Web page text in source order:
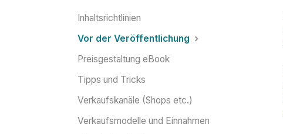
Inhaltsrichtlinien
Vor der Veröffentlichung
Preisgestaltung eBook
Tipps und Tricks
Verkaufskanäle (Shops etc.)
Verkaufsmodelle und Einnahmen